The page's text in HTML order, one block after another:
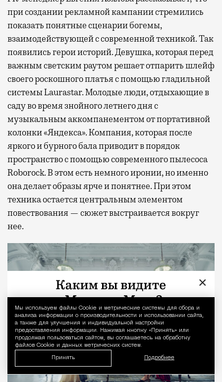
Уведомление
Мы используем файлы Сookie и метрические системы для сбора и
анализа информации о производительности и использовании сайта,
а также для улучшения и индивидуальной настройки
предоставления информации. Нажимая кнопку «Принять» или
продолжая пользоваться сайтом, вы соглашаетесь на обработку
файлов Cookie и данных метрических систем.
Принять Подробнее
при создании рекламной кампании стремились
показать понятные сценарии богемы,
взаимодействующей с современной техникой. Так
появились герои историй. Девушка, которая перед
важным светским раутом решает отпарить шлейф
своего роскошного платья с помощью гладильной
системы Laurastar. Молодые люди, отдыхающие в
саду во время знойного летнего дня с
музыкальным аккомпанементом от портативной
колонки «Яндекса». Компания, которая после
яркого и бурного бала приводит в порядок
пространство с помощью современного пылесоса
Roborock. В этом есть немного иронии, но именно
она делает образы ярче и понятнее. При этом
техника остается центральным элементом
повествования — сюжет выстраивается вокруг
нее.
×